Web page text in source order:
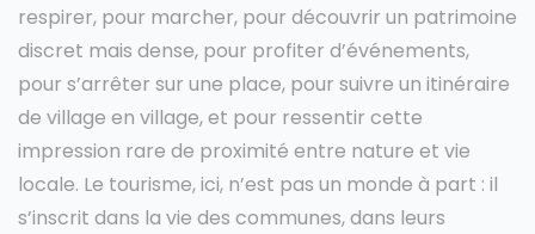
respirer, pour marcher, pour découvrir un patrimoine
discret mais dense, pour profiter d’événements,
pour s’arrêter sur une place, pour suivre un itinéraire
de village en village, et pour ressentir cette
impression rare de proximité entre nature et vie
locale. Le tourisme, ici, n’est pas un monde à part : il
s’inscrit dans la vie des communes, dans leurs